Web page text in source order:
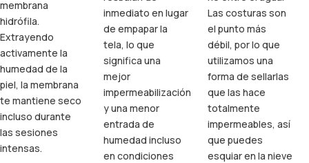
membrana
hidrófila.
Extrayendo
activamente la
humedad de la
piel, la membrana
te mantiene seco
incluso durante
las sesiones
intensas.
inmediato en lugar
de empapar la
tela, lo que
significa una
mejor
impermeabilización
y una menor
entrada de
humedad incluso
en condiciones
Las costuras son
el punto más
débil, por lo que
utilizamos una
forma de sellarlas
que las hace
totalmente
impermeables, así
que puedes
esquiar en la nieve